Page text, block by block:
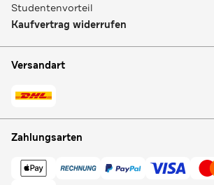
Studentenvorteil
Kaufvertrag widerrufen
Versandart
Zahlungsarten